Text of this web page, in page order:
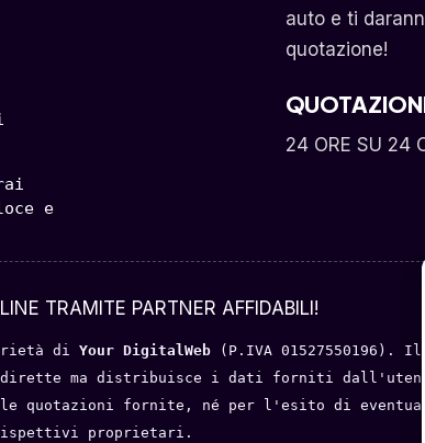
e
auto e ti
quotazione!
24 ORE SU 24
TRAMITE PARTNER AFFIDABILI!
di Your DigitalWeb
(P.IVA
dirette ma distribuisce i dati forniti
quotazioni fornite, né per l'esito di
proprietari.